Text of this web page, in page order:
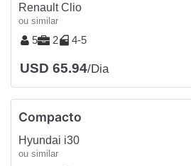
Renault Clio
ou similar
5 2 4-5
USD 65.94/Dia
Compacto
Hyundai i30
ou similar